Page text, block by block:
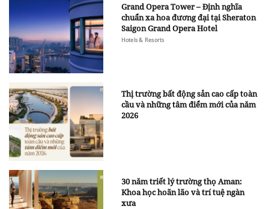
Grand Opera Tower – Định nghĩa
chuẩn xa hoa đương đại tại Sheraton
Saigon Grand Opera Hotel
Hotels & Resorts
Thị trường bất động sản cao cấp toàn
cầu và những tâm điểm mới của năm
2026
30 năm triết lý trường thọ Aman:
Khoa học hoãn lão và trí tuệ ngàn
xưa